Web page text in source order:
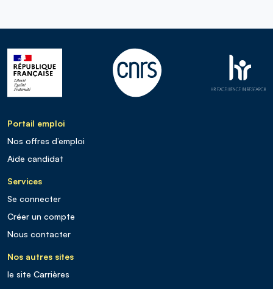
Portail emploi
Nos offres d’emploi
Aide candidat
Services
Se connecter
Créer un compte
Nous contacter
Nos autres sites
le site Carrières